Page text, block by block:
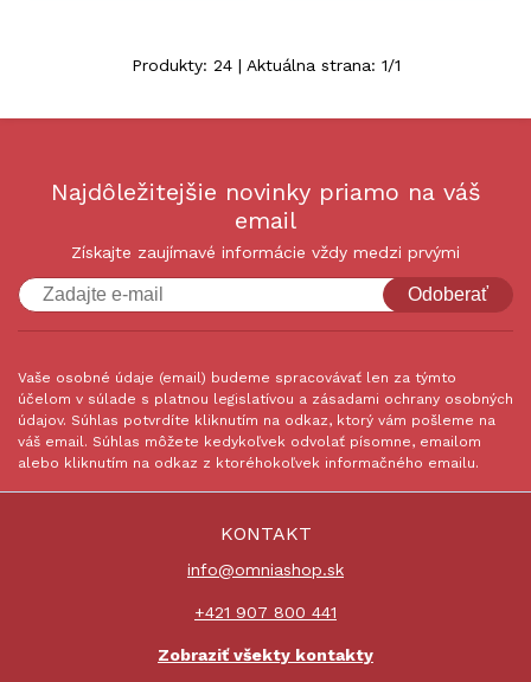
Produkty: 24| Aktuálna strana: 1/1
Najdôležitejšie novinky priamo na váš
email
Získajte zaujímavé informácie vždy medzi prvými
Odoberať
Vaše osobné údaje (email) budeme spracovávať len za týmto
účelom v súlade s platnou legislatívou a zásadami ochrany osobných
údajov. Súhlas potvrdíte kliknutím na odkaz, ktorý vám pošleme na
váš email. Súhlas môžete kedykoľvek odvolať písomne, emailom
alebo kliknutím na odkaz z ktoréhokoľvek informačného emailu.
KONTAKT
info@omniashop.sk
+421 907 800 441
Zobraziť všekty kontakty